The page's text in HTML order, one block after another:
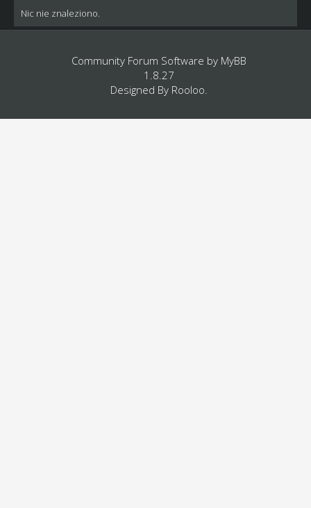
Nic nie znaleziono.
Community Forum Software by MyBB
1.8.27
Designed By Rooloo.